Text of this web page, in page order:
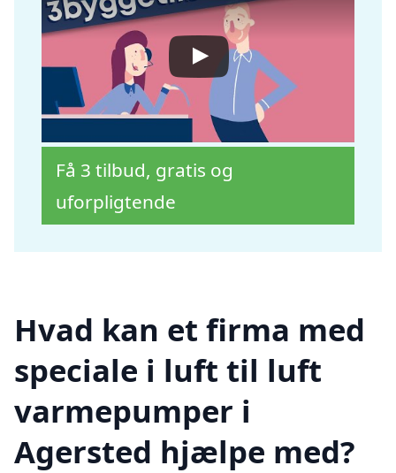
Få 3 tilbud, gratis og
uforpligtende
Hvad kan et firma med
speciale i luft til luft
varmepumper i
Agersted hjælpe med?